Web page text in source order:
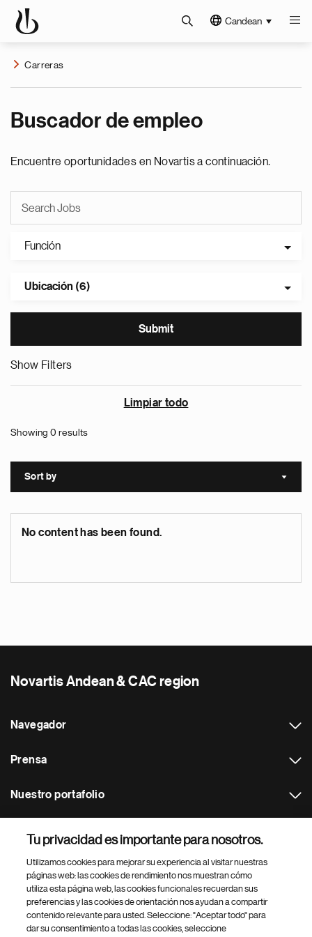
Candean
Carreras
Buscador de empleo
Encuentre oportunidades en Novartis a continuación.
Función
Ubicación (6)
Show Filters
Limpiar todo
Showing 0 results
Sort by Sort
No content has been found.
Novartis Andean & CAC region
Navegador
Prensa
Nuestro portafolio
Footer Site Search
Tu privacidad es importante para nosotros.
Utilizamos cookies para mejorar su experiencia al visitar nuestras
páginas web: las cookies de rendimiento nos muestran cómo
utiliza esta página web, las cookies funcionales recuerdan sus
preferencias y las cookies de orientación nos ayudan a compartir
contenido relevante para usted. Seleccione: "Aceptar todo" para
dar su consentimiento a todas las cookies, seleccione